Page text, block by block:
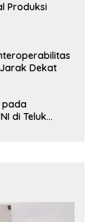
Produksi
Dekat
pada
di Teluk